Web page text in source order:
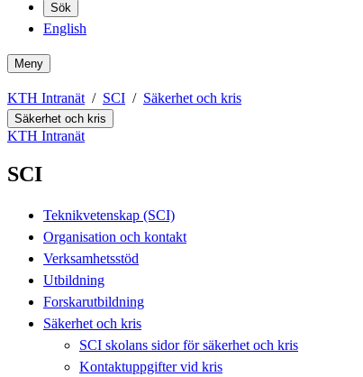
Sök
English
Meny
KTH Intranät SCI Säkerhet och kris
Säkerhet och kris
KTH Intranät
SCI
Teknikvetenskap (SCI)
Organisation och kontakt
Verksamhetsstöd
Utbildning
Forskarutbildning
Säkerhet och kris
SCI skolans sidor för säkerhet och kris
Kontaktuppgifter vid kris